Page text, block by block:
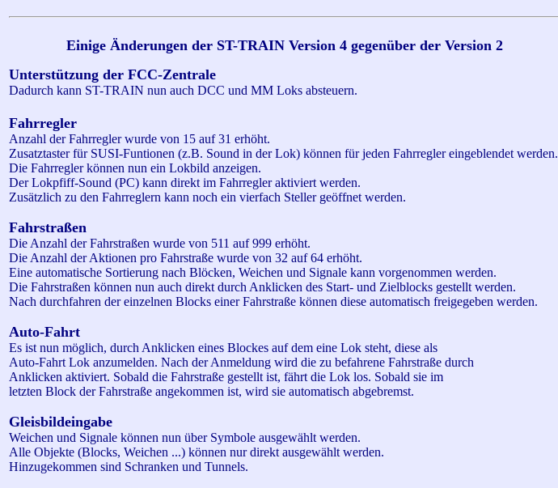
Einige Änderungen der ST-TRAIN Version 4 gegenüber der Version 2
Unterstützung der FCC-Zentrale
Dadurch kann ST-TRAIN nun auch DCC und MM Loks absteuern.
Fahrregler
Anzahl der Fahrregler wurde von 15 auf 31 erhöht.
Zusatztaster für SUSI-Funtionen (z.B. Sound in der Lok) können für jeden Fahrregler eingeblendet werden.
Die Fahrregler können nun ein Lokbild anzeigen.
DerLokpfiff-Sound (PC) kann direkt im Fahrregler aktiviert werden.
Zusätzlich zu den Fahrreglern kann noch ein vierfach Steller geöffnet werden.
Fahrstraßen
Die Anzahl der Fahrstraßen wurde von 511 auf 999 erhöht.
Die Anzahl der Aktionen pro Fahrstraße wurde von 32 auf 64 erhöht.
Eine automatische Sortierung nach Blöcken, Weichen und Signale kann vorgenommen werden.
Die Fahrstraßen können nun auch direkt durch Anklicken des Start- und Zielblocks gestellt werden.
Nach durchfahren der einzelnen Blocks einer Fahrstraße können diese automatisch freigegeben werden.
Auto-Fahrt
Es ist nun möglich, durch Anklicken eines Blockes auf dem eine Lok steht, diese als
Auto-Fahrt Lok anzumelden. Nach der Anmeldung wird die zu befahrene Fahrstraße durch
Anklicken aktiviert. Sobald die Fahrstraße gestellt ist, fährt die Lok los. Sobald sie im
letzten Block der Fahrstraße angekommen ist, wird sie automatisch abgebremst.
Gleisbildeingabe
Weichen und Signale können nun über Symbole ausgewählt werden.
Alle Objekte (Blocks, Weichen ...) können nur direkt ausgewählt werden.
Hinzugekommen sind Schranken und Tunnels.